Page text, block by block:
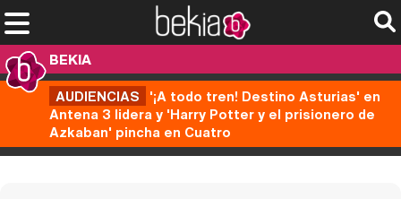
BEKIA
AUDIENCIAS '¡A todo tren! Destino Asturias' en
Antena 3 lidera y 'Harry Potter y el prisionero de
Azkaban' pincha en Cuatro